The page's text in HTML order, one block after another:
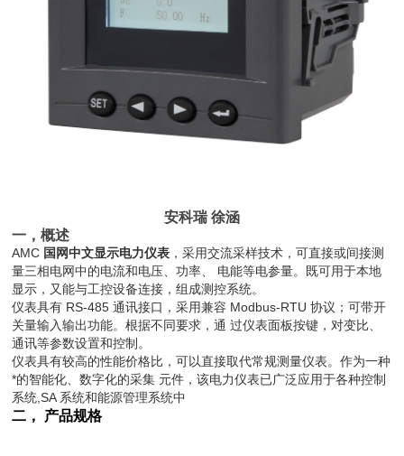
安科瑞 徐涵
一，概述
AMC 国网中文显示电力仪表 ，采用交流采样技术，可直接或间接测
量三相电网中的电流和电压、功率、 电能等电参量。既可用于本地
显示，又能与工控设备连接，组成测控系统。
仪表具有 RS-485 通讯接口，采用兼容 Modbus-RTU 协议；可带开
关量输入输出功能。根据不同要求，通 过仪表面板按键，对变比、
通讯等参数设置和控制。
仪表具有较高的性能价格比，可以直接取代常规测量仪表。作为一种
*的智能化、数字化的采集 元件，该电力仪表已广泛应用于各种控制
系统,SA 系统和能源管理系统中
二， 产品规格